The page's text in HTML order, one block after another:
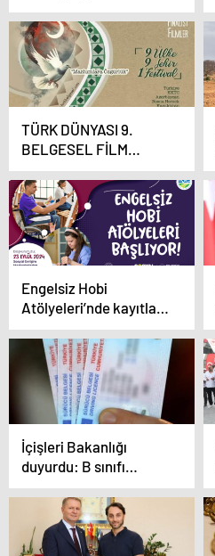
TÜRK DÜNYASI 9.
BELGESEL FİLM
FESTİVALİ FİNALİST
FİLMLER BELİRLENDİ
Engelsiz Hobi
Atölyeleri’nde kayıtlar
başlıyor
İçişleri Bakanlığı
duyurdu: B sınıfı
ehliyeti olan herkese
zorunlu